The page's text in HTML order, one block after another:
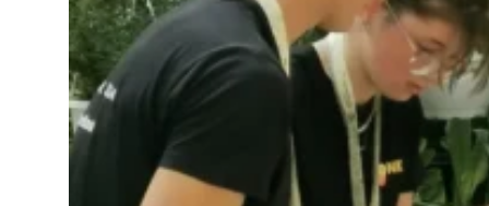
Ihr Zugang zum
Sichern Sie sich
Geschäftskunde
unserem
und